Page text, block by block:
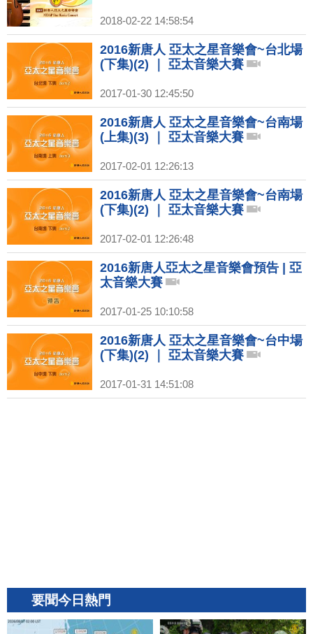
2018-02-22 14:58:54
2016新唐人 亞太之星音樂會~台北場
(下集)(2) ｜ 亞太音樂大賽
2017-01-30 12:45:50
2016新唐人 亞太之星音樂會~台南場
(上集)(3) ｜ 亞太音樂大賽
2017-02-01 12:26:13
2016新唐人 亞太之星音樂會~台南場
(下集)(2) ｜ 亞太音樂大賽
2017-02-01 12:26:48
2016新唐人亞太之星音樂會預告 | 亞
太音樂大賽
2017-01-25 10:10:58
2016新唐人 亞太之星音樂會~台中場
(下集)(2) ｜ 亞太音樂大賽
2017-01-31 14:51:08
要聞今日熱門